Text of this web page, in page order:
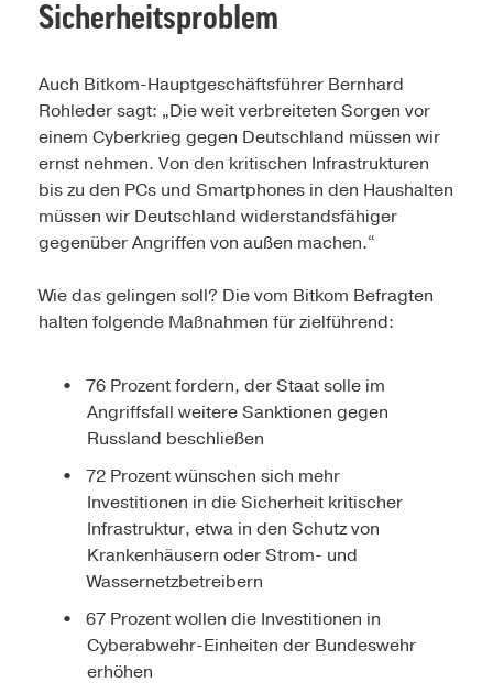
Sicherheitsproblem
Auch Bitkom-Hauptgeschäftsführer Bernhard
Rohleder sagt: „Die weit verbreiteten Sorgen vor
einem Cyberkrieg gegen Deutschland müssen wir
ernst nehmen. Von den kritischen Infrastrukturen
bis zu den PCs und Smartphones in den Haushalten
müssen wir Deutschland widerstandsfähiger
gegenüber Angriffen von außen machen.“
Wie das gelingen soll? Die vom Bitkom Befragten
halten folgende Maßnahmen für zielführend:
76 Prozent fordern, der Staat solle im
Angriffsfall weitere Sanktionen gegen
Russland beschließen
72 Prozent wünschen sich mehr
Investitionen in die Sicherheit kritischer
Infrastruktur, etwa in den Schutz von
Krankenhäusern oder Strom- und
Wassernetzbetreibern
67 Prozent wollen die Investitionen in
Cyberabwehr-Einheiten der Bundeswehr
erhöhen